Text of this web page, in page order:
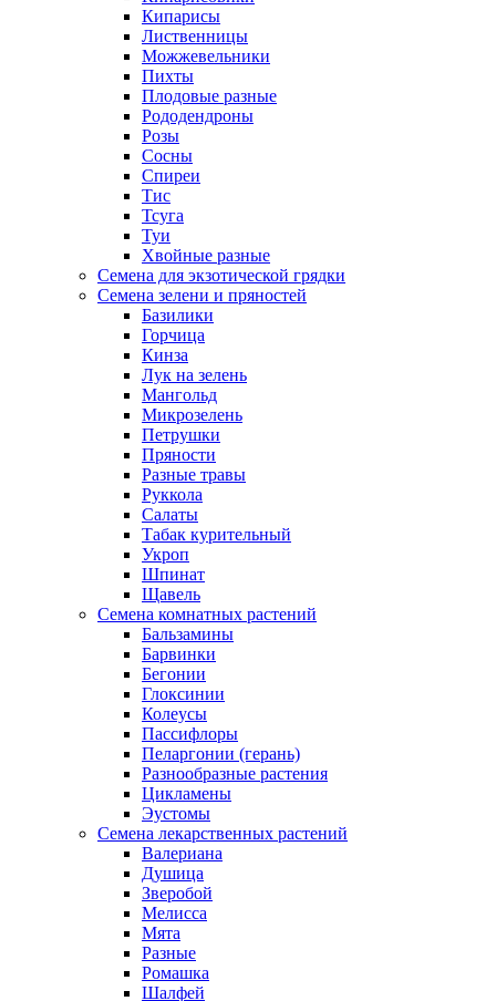
Кипарисы
Лиственницы
Можжевельники
Пихты
Плодовые разные
Рододендроны
Розы
Сосны
Спиреи
Тис
Тсуга
Туи
Хвойные разные
Семена для экзотической грядки
Семена зелени и пряностей
Базилики
Горчица
Кинза
Лук на зелень
Мангольд
Микрозелень
Петрушки
Пряности
Разные травы
Руккола
Салаты
Табак курительный
Укроп
Шпинат
Щавель
Семена комнатных растений
Бальзамины
Барвинки
Бегонии
Глоксинии
Колеусы
Пассифлоры
Пеларгонии (герань)
Разнообразные растения
Цикламены
Эустомы
Семена лекарственных растений
Валериана
Душица
Зверобой
Мелисса
Мята
Разные
Ромашка
Шалфей